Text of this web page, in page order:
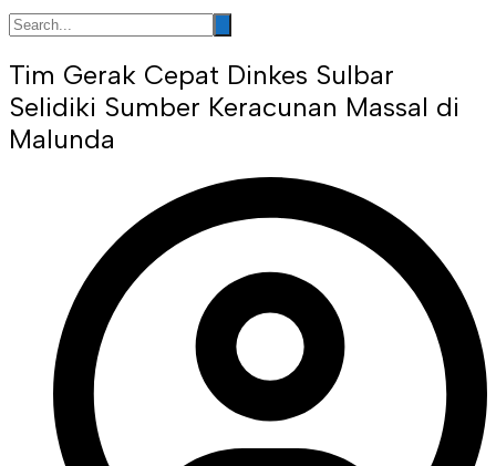
Tim Gerak Cepat Dinkes Sulbar
Selidiki Sumber Keracunan Massal di
Malunda